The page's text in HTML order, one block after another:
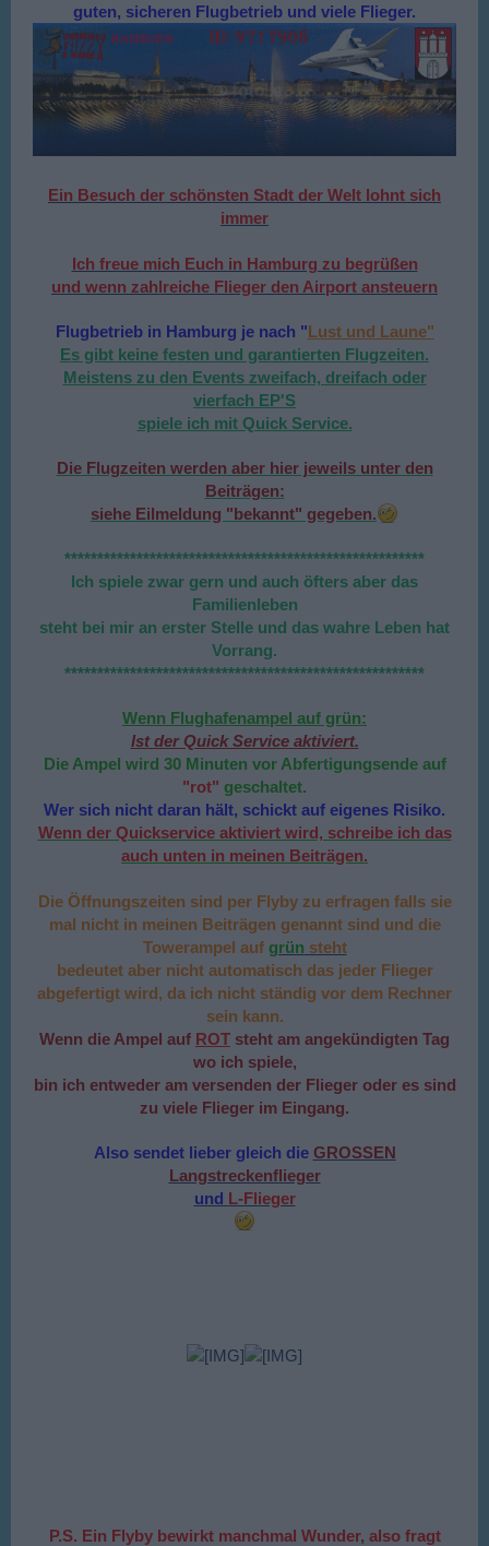
guten, sicheren Flugbetrieb und viele Flieger.
Ein Besuch der schönsten Stadt der Welt lohnt sich
immer
Ich freue mich Euch in Hamburg zu begrüßen
und wenn zahlreiche Flieger den Airport ansteuern
Flugbetrieb in Hamburg je nach "Lust und Laune"
Es gibt keine festen und garantierten Flugzeiten.
Meistens zu den Events zweifach, dreifach oder
vierfach EP'S
spiele ich mit Quick Service.
Die Flugzeiten werden aber hier jeweils unter den
Beiträgen:
siehe Eilmeldung "bekannt" gegeben.
*******************************************************
Ich spiele zwar gern und auch öfters aber das
Familienleben
steht bei mir an erster Stelle und das wahre Leben hat
Vorrang.
*******************************************************
Wenn Flughafenampel auf grün:
Ist der Quick Service aktiviert.
Die Ampel wird 30 Minuten vor Abfertigungsende auf
"rot" geschaltet.
Wer sich nicht daran hält, schickt auf eigenes Risiko.
Wenn der Quickservice aktiviert wird, schreibe ich das
auch unten in meinen Beiträgen.
Die Öffnungszeiten sind per Flyby zu erfragen falls sie
mal nicht in meinen Beiträgen genannt sind und die
Towerampel auf grün steht
bedeutet aber nicht automatisch das jeder Flieger
abgefertigt wird, da ich nicht ständig vor dem Rechner
sein kann.
Wenn die Ampel auf ROT steht am angekündigten Tag
wo ich spiele,
bin ich entweder am versenden der Flieger oder es sind
zu viele Flieger im Eingang.
Also sendet lieber gleich die GROSSEN
Langstreckenflieger
und L-Flieger
P.S. Ein Flyby bewirkt manchmal Wunder, also fragt